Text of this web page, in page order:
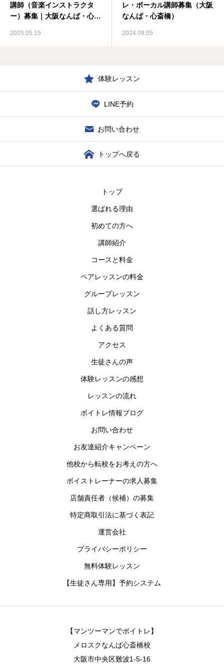
講師（音楽インストラクタ
ー）募集｜大阪なんば・心斎
2025.05.15
レ・ボーカル講師募集（大阪
なんば・心斎橋）
2024.09.05
体験レッスン
LINE予約
お問い合わせ
トップへ戻る
トップ
選ばれる理由
初めての方へ
講師紹介
コースと料金
ペアレッスンの料金
グループレッスン
話し方レッスン
よくある質問
アクセス
生徒さんの声
体験レッスンの感想
レッスンの流れ
ボイトレ情報ブログ
お問い合わせ
お友達紹介キャンペーン
他校から転校をお考えの方へ
ボイストレーナーの求人募集
店舗責任者（候補）の募集
特定商取引法に基づく表記
運営会社
プライバシーポリシー
無料体験レッスン
【生徒さん専用】予約システム
【マンツーマンでボイトレ】
メロスクなんば心斎橋校
大阪市中央区難波1-5-16